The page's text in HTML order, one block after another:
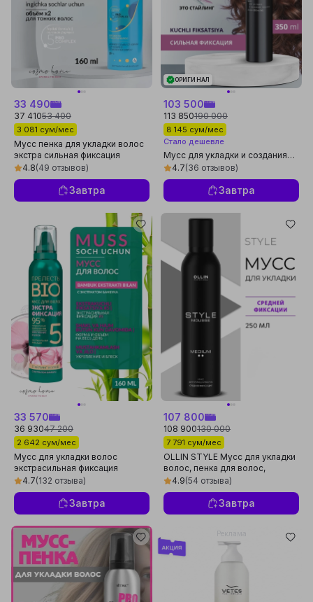
33 490
37 41053 400
3 081 сум/мес
Мусс пенка для укладки волос
экстра сильная фиксация
Прелесть Professional Объем
х2 160 мл
4.8(49 отзывов)
Завтра
ОРИГИНАЛ
103 500
113 850190 000
8 145 сум/мес
Стало дешевле
Мусс для укладки и создания
локонов Estel Me "Это
стайлинг" сильная фиксация,
4.7(36 отзывов)
Завтра
33 570
36 93047 200
2 642 сум/мес
Мусс для укладки волос
экстрасильная фиксация
Прелесть Bio с экстрактом
бамбука 160 мл
4.7(132 отзыва)
Завтра
107 800
108 900130 000
7 791 сум/мес
OLLIN STYLE Мусс для укладки
волос, пенка для волос,
средней фиксации 250 мл
4.9(54 отзыва)
Завтра